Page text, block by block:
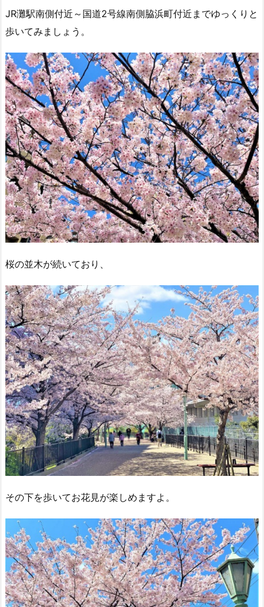
JR灘駅南側付近～国道2号線南側脇浜町付近までゆっくりと
歩いてみましょう。
桜の並木が続いており、
その下を歩いてお花見が楽しめますよ。